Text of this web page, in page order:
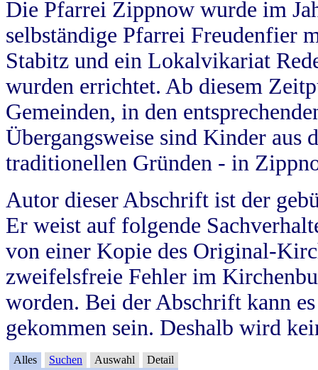
Die Pfarrei Zippnow wurde im
selbständige Pfarrei Freudenfier
Stabitz und ein Lokalvikariat
wurden errichtet. Ab diesem
Gemeinden, in den
Übergangsweise sind Kinder aus
traditionellen Gründen - in
Autor dieser Abschrift ist der
Er weist auf folgende
von einer Kopie des Original-
zweifelsfreie Fehler im
worden. Bei der Abschrift kann
gekommen sein. Deshalb wird
Alles Suchen Auswahl Detail